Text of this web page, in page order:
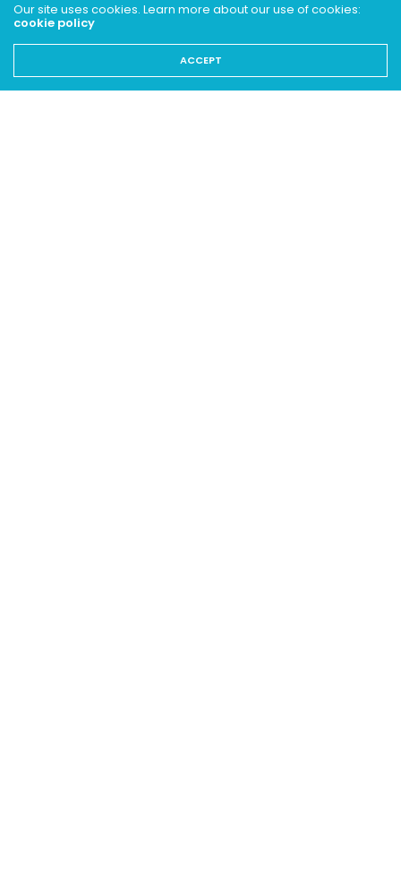
Our site uses cookies. Learn more about our use of cookies:
cookie policy
ACCEPT